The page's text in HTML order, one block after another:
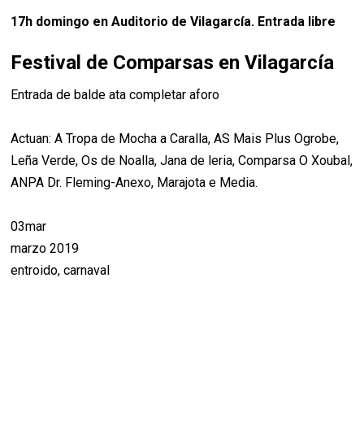
17h domingo en Auditorio de Vilagarcía. Entrada libre
Festival de Comparsas en Vilagarcía
Entrada de balde ata completar aforo
Actuan: A Tropa de Mocha a Caralla, AS Mais Plus Ogrobe,
Leña Verde, Os de Noalla, Jana de leria, Comparsa O Xoubal,
ANPA Dr. Fleming-Anexo, Marajota e Media.
03mar
marzo 2019
entroido, carnaval